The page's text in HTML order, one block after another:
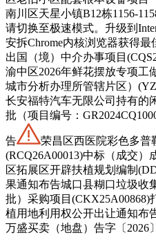
南川区天星小镇B12栋1156-
请切换至极速模式。升级到
安拆Chrome内核浏览器获得最
出国（境）中介办事项目
渝中区2026年鲜花摆放专项
城市分析办理所管辖片区）
长安福特汽车无限公司持有的
批（项目编号：
告
荣昌区西医院彩色多普
(RCQ26A00013)中标（成交
区拓展区开辟扶植规划编制
果通知布告城口县糊口垃圾收
批）采购项目(CKX25A00868)
植用地利用权公开出让通知布
万盛买卖（地盘）告字〔2026